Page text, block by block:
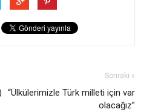
Sonraki »
“Ülkülerimizle Türk milleti için var
olacağız”